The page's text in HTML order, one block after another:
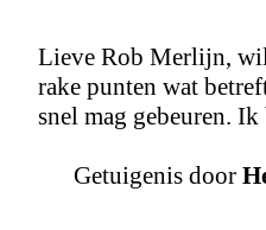
Lieve Rob Merlijn, wil
rake punten wat
snel mag gebeuren.
Getuigenis door